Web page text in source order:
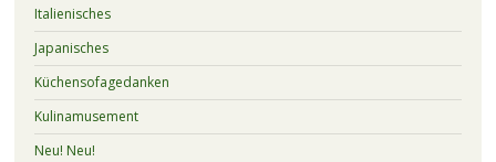
Italienisches
Japanisches
Küchensofagedanken
Kulinamusement
Neu! Neu!